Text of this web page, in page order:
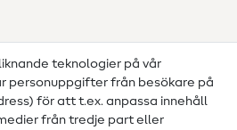
teknologier på vår
personuppgifter från besökare på
för att t.ex. anpassa innehåll
från tredje part eller